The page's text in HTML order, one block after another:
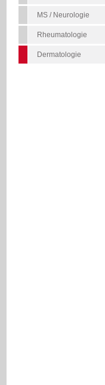
MS / Neurologie
Rheumatologie
Dermatologie